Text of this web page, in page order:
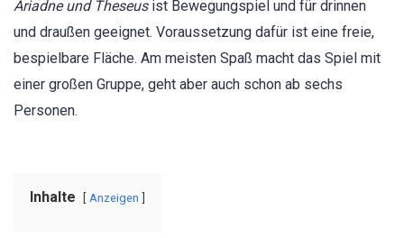
Ariadne und Theseusist Bewegungspiel und für drinnen
und draußen geeignet. Voraussetzung dafür ist eine freie,
bespielbare Fläche. Am meisten Spaß macht das Spiel mit
einer großen Gruppe, geht aber auch schon ab sechs
Personen.
Inhalte Anzeigen